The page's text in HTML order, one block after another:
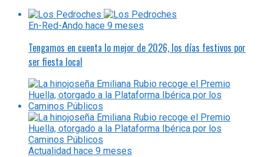
En-Red-Ando hace 9 meses
Tengamos en cuenta lo mejor de 2026, los días festivos por
ser fiesta local
Actualidad hace 9 meses